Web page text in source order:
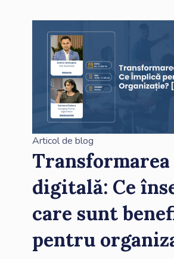
Articol de blog
Transformarea
digitală: Ce
care sunt
pentru